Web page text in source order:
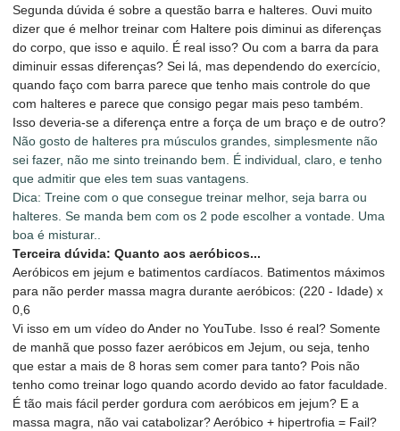
Segunda dúvida é sobre a questão barra e halteres. Ouvi muito
dizer que é melhor treinar com Haltere pois diminui as diferenças
do corpo, que isso e aquilo. É real isso? Ou com a barra da para
diminuir essas diferenças? Sei lá, mas dependendo do exercício,
quando faço com barra parece que tenho mais controle do que
com halteres e parece que consigo pegar mais peso também.
Isso deveria-se a diferença entre a força de um braço e de outro?
Não gosto de halteres pra músculos grandes, simplesmente não
sei fazer, não me sinto treinando bem. É individual, claro, e tenho
que admitir que eles tem suas vantagens.
Dica: Treine com o que consegue treinar melhor, seja barra ou
halteres. Se manda bem com os 2 pode escolher a vontade. Uma
boa é misturar..
Terceira dúvida: Quanto aos aeróbicos...
Aeróbicos em jejum e batimentos cardíacos. Batimentos máximos
para não perder massa magra durante aeróbicos: (220 - Idade) x
0,6
Vi isso em um vídeo do Ander no YouTube. Isso é real? Somente
de manhã que posso fazer aeróbicos em Jejum, ou seja, tenho
que estar a mais de 8 horas sem comer para tanto? Pois não
tenho como treinar logo quando acordo devido ao fator faculdade.
É tão mais fácil perder gordura com aeróbicos em jejum? E a
massa magra, não vai catabolizar? Aeróbico + hipertrofia = Fail?